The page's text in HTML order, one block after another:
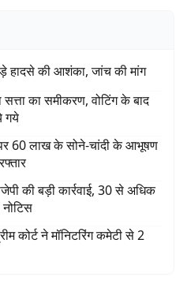
हादसे की आशंका, जांच की मांग
का समीकरण, वोटिंग के बाद
गये
60 लाख के सोने-चांदी के आभूषण
की बड़ी कार्रवाई, 30 से अधिक
कोर्ट ने मॉनिटरिंग कमेटी से 2